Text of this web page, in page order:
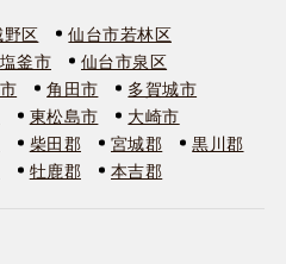
区
仙台市若林区
塩釜市
仙台市泉区
角田市
多賀城市
東松島市
大崎市
柴田郡 宮城郡
黒川郡
牡鹿郡 本吉郡